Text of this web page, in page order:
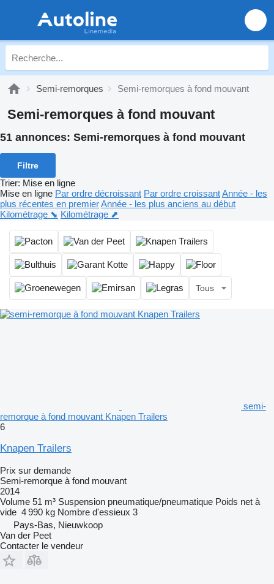
Semi-remorques Semi-remorques à fond mouvant
Semi-remorques à fond mouvant
51 annonces: Semi-remorques à fond mouvant
Filtre
Trier: Mise en ligne
Mise en ligne Par ordre décroissant Par ordre croissantAnnée - les
plus récentes en premierAnnée - les plus anciens au début
Kilométrage ⬊ Kilométrage ⬈
Tous
semi-
remorque à fond mouvant Knapen Trailers
6
Knapen Trailers
Prix sur demande
Semi-remorque à fond mouvant
2014
Volume 51 m³ Suspension pneumatique/pneumatique Poids net à
vide 4 990 kg Nombre d'essieux 3
Pays-Bas, Nieuwkoop
Van der Peet
Contacter le vendeur